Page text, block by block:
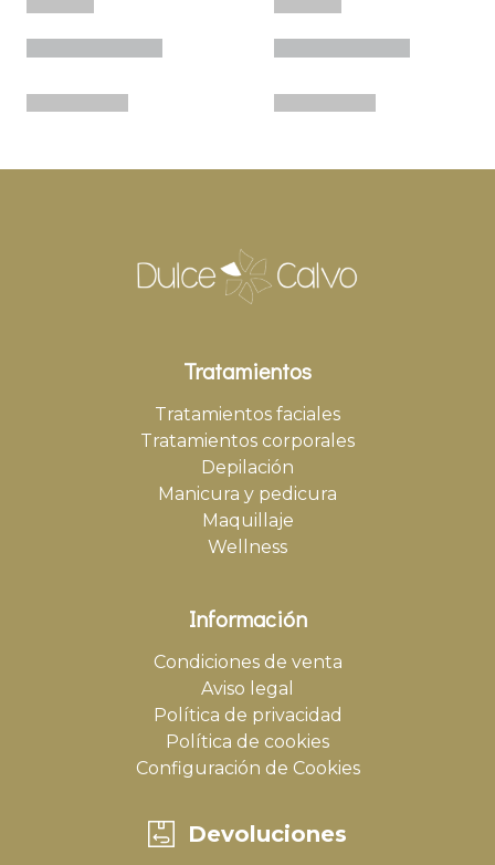
Tratamientos
Tratamientos faciales
Tratamientos corporales
Depilación
Manicura y pedicura
Maquillaje
Wellness
Información
Condiciones de venta
Aviso legal
Política de privacidad
Política de cookies
Configuración de Cookies
Devoluciones